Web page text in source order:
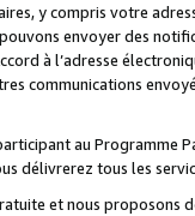
y compris votre
envoyer des
à l’adresse
communications
au
délivrerez tous les
et nous proposons